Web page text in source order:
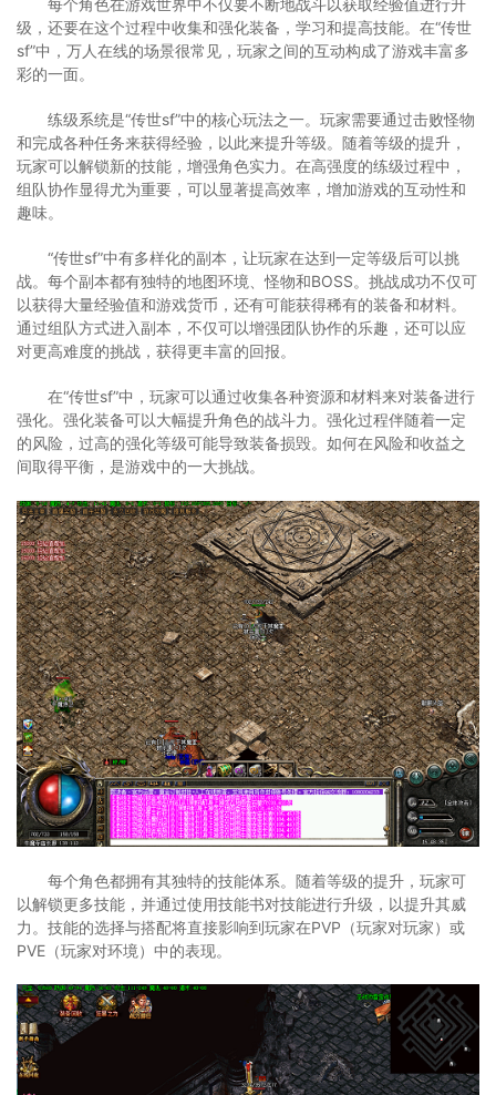
每个角色在游戏世界中不仅要不断地战斗以获取经验值进行升
级，还要在这个过程中收集和强化装备，学习和提高技能。在“传世
sf”中，万人在线的场景很常见，玩家之间的互动构成了游戏丰富多
彩的一面。
练级系统是“传世sf”中的核心玩法之一。玩家需要通过击败怪物
和完成各种任务来获得经验，以此来提升等级。随着等级的提升，
玩家可以解锁新的技能，增强角色实力。在高强度的练级过程中，
组队协作显得尤为重要，可以显著提高效率，增加游戏的互动性和
趣味。
“传世sf”中有多样化的副本，让玩家在达到一定等级后可以挑
战。每个副本都有独特的地图环境、怪物和BOSS。挑战成功不仅可
以获得大量经验值和游戏货币，还有可能获得稀有的装备和材料。
通过组队方式进入副本，不仅可以增强团队协作的乐趣，还可以应
对更高难度的挑战，获得更丰富的回报。
在“传世sf”中，玩家可以通过收集各种资源和材料来对装备进行
强化。强化装备可以大幅提升角色的战斗力。强化过程伴随着一定
的风险，过高的强化等级可能导致装备损毁。如何在风险和收益之
间取得平衡，是游戏中的一大挑战。
每个角色都拥有其独特的技能体系。随着等级的提升，玩家可
以解锁更多技能，并通过使用技能书对技能进行升级，以提升其威
力。技能的选择与搭配将直接影响到玩家在PVP（玩家对玩家）或
PVE（玩家对环境）中的表现。